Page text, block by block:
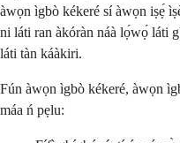
àwọn ìgbò kékeré sí àwọn iṣẹ́
ni láti ran àkóràn náà lọ́wọ́ láti
láti tàn káàkiri.
Fún àwọn ìgbò kékeré, àwọn
máa ń pẹlu: